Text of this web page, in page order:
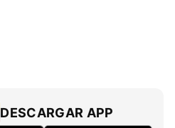
DESCARGAR APP